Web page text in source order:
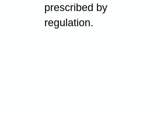
prescribed by
regulation.